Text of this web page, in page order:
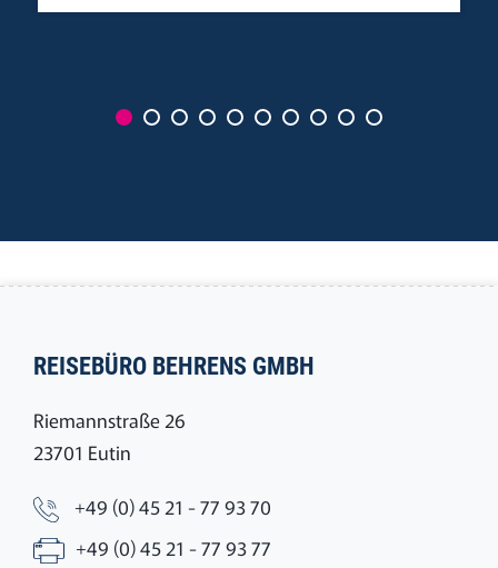
REISEBÜRO BEHRENS GMBH
Riemannstraße 26
23701 Eutin
+49 (0) 45 21 - 77 93 70
+49 (0) 45 21 - 77 93 77